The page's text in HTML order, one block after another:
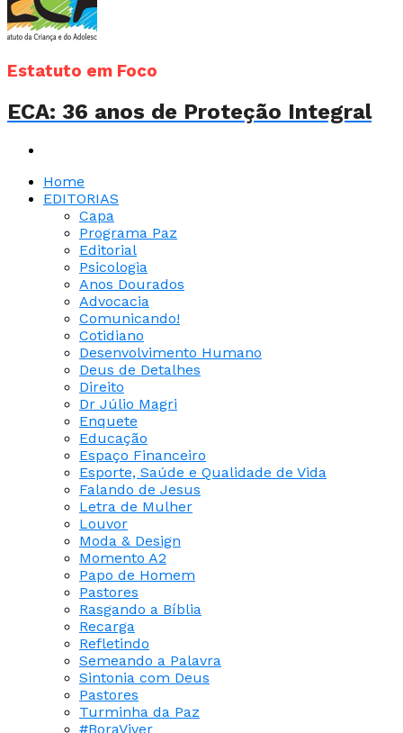
Estatuto em Foco
ECA: 36 anos de Proteção Integral
Home
EDITORIAS
Capa
Programa Paz
Editorial
Psicologia
Anos Dourados
Advocacia
Comunicando!
Cotidiano
Desenvolvimento Humano
Deus de Detalhes
Direito
Dr Júlio Magri
Enquete
Educação
Espaço Financeiro
Esporte, Saúde e Qualidade de Vida
Falando de Jesus
Letra de Mulher
Louvor
Moda & Design
Momento A2
Papo de Homem
Pastores
Rasgando a Bíblia
Recarga
Refletindo
Semeando a Palavra
Sintonia com Deus
Pastores
Turminha da Paz
#BoraViver